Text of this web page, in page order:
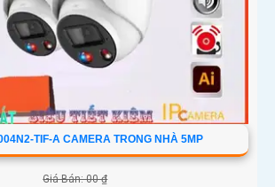
TIF-A CAMERA TRONG NHÀ 5MP
Giá Bán: 00 ₫